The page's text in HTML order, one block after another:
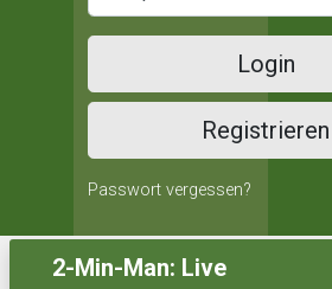
Login
Registrieren
Passwort vergessen?
2-Min-Man: Live